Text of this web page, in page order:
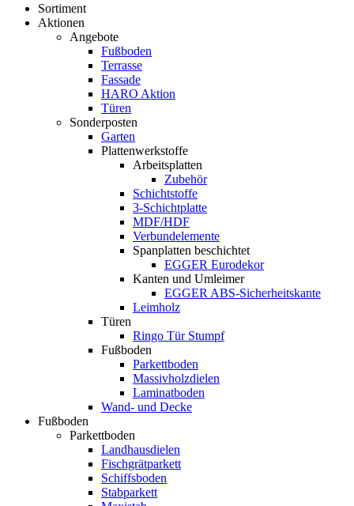
Sortiment
Aktionen
Angebote
Fußboden
Terrasse
Fassade
HARO Aktion
Türen
Sonderposten
Garten
Plattenwerkstoffe
Arbeitsplatten
Zubehör
Schichtstoffe
3-Schichtplatte
MDF/HDF
Verbundelemente
Spanplatten beschichtet
EGGER Eurodekor
Kanten und Umleimer
EGGER ABS-Sicherheitskante
Leimholz
Türen
Ringo Tür Stumpf
Fußboden
Parkettboden
Massivholzdielen
Laminatboden
Wand- und Decke
Fußboden
Parkettboden
Landhausdielen
Fischgrätparkett
Schiffsboden
Stabparkett